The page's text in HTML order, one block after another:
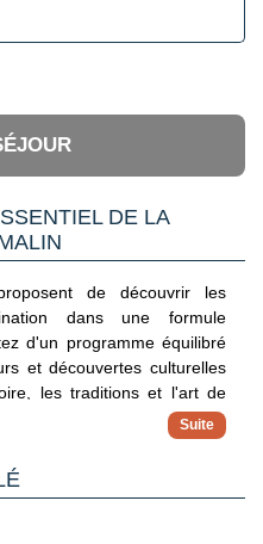
DE LA
de découvrir les
dans une formule
d'un programme équilibré
et découvertes culturelles
les traditions et l'art de
sélectionnés pour
après les journées de